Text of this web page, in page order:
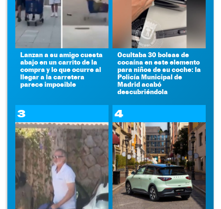
Lanzan a su amigo cuesta
abajo en un carrito de la
compra y lo que ocurre al
llegar a la carretera
parece imposible
Ocultaba 30 bolsas de
cocaína en este elemento
para niños de su coche: la
Policía Municipal de
Madrid acabó
descubriéndola
3 4